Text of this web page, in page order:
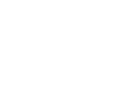
cm – Dày 2.77 cm